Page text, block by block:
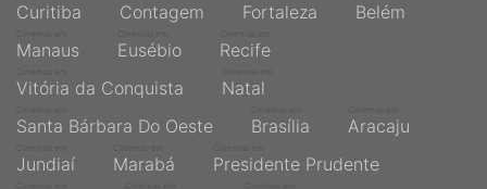
Curitiba Contagem Fortaleza Belém
Manaus Eusébio Recife
Vitória da Conquista Natal
Santa Bárbara Do Oeste Brasília Aracaju
Jundiaí Marabá Presidente Prudente